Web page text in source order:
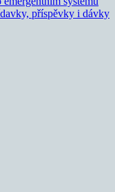
příspěvky i dávky